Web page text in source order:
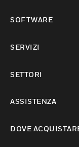
SOFTWARE
SERVIZI
SETTORI
ASSISTENZA
DOVE